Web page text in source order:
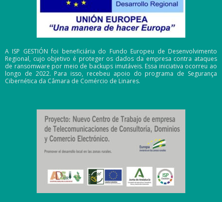
A ISP GESTIÓN foi beneficiária do Fundo Europeu de Desenvolvimento
Regional, cujo objetivo é proteger os dados da empresa contra ataques
de ransomware por meio de backups imutáveis. Essa iniciativa ocorreu ao
longo de 2022. Para isso, recebeu apoio do programa de Segurança
Cibernética da Câmara de Comércio de Linares.